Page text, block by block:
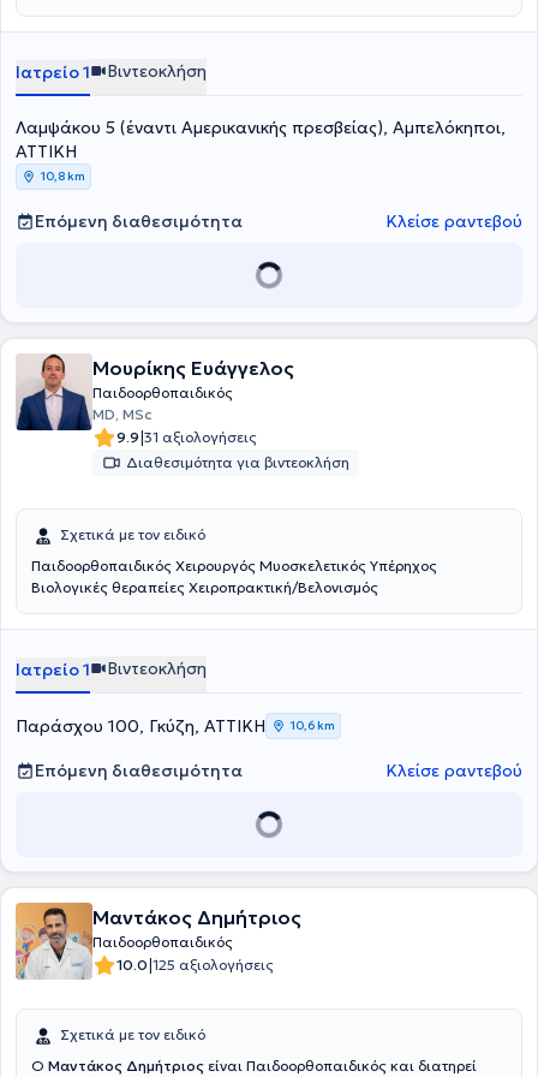
Ιατρείο 1 Βιντεοκλήση
Λαμψάκου 5 (έναντι Αμερικανικής πρεσβείας), Αμπελόκηποι,
ΑΤΤΙΚΗ
10,8 km
Επόμενη διαθεσιμότητα Κλείσε ραντεβού
Μουρίκης Ευάγγελος
Παιδοορθοπαιδικός
MD, MSc
9.9|31 αξιολογήσεις
Διαθεσιμότητα για βιντεοκλήση
Σχετικά με τον ειδικό
Παιδοορθοπαιδικός Χειρουργός Μυοσκελετικός Υπέρηχος
Βιολογικές θεραπείες Χειροπρακτική/Βελονισμός
Ιατρείο 1 Βιντεοκλήση
Παράσχου 100, Γκύζη, ΑΤΤΙΚΗ 10,6 km
Επόμενη διαθεσιμότητα Κλείσε ραντεβού
Μαντάκος Δημήτριος
Παιδοορθοπαιδικός
10.0|125 αξιολογήσεις
Σχετικά με τον ειδικό
Ο Μαντάκος Δημήτριος είναι Παιδοορθοπαιδικός και διατηρεί